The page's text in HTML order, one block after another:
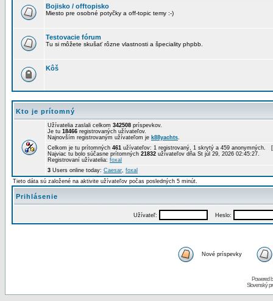
Bojisko / offtopisko
Miesto pre osobné potyčky a off-topic temy :-)
Testovacie fórum
Tu si môžete skušať rôzne vlastnosti a špeciality phpbb.
Kôš
Kto je prítomný
Užívatelia zaslali celkom 342508 príspevkov.
Je tu 18466 registrovaných užívateľov.
Najnovším registrovaným užívateľom je k88yachts.
Celkom je tu prítomných 461 užívateľov: 1 registrovaný, 1 skrytý a 459 anonymných.
Najviac tu bolo súčasne prítomných 21832 užívateľov dňa St júl 29, 2026 02:45:27.
Registrovaní užívatelia: foxal
3 Users online today: Caesar, foxal
Tieto dáta sú založené na aktivite užívateľov počas posledných 5 minút.
Prihlásenie
Užívateľ: Heslo:
Nové príspevky
Powered
Slovenský